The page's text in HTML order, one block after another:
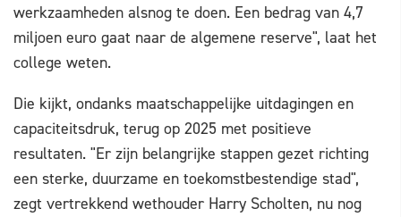
werkzaamheden alsnog te doen. Een bedrag van 4,7
miljoen euro gaat naar de algemene reserve", laat het
college weten.
Die kijkt, ondanks maatschappelijke uitdagingen en
capaciteitsdruk, terug op 2025 met positieve
resultaten. "Er zijn belangrijke stappen gezet richting
een sterke, duurzame en toekomstbestendige stad",
zegt vertrekkend wethouder Harry Scholten, nu nog